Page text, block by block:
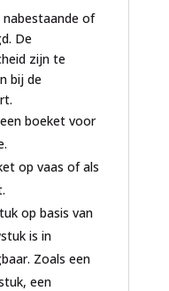
of
De
zijn te
bij de
boeket voor
op vaas of als
op basis van
is in
Zoals een
een